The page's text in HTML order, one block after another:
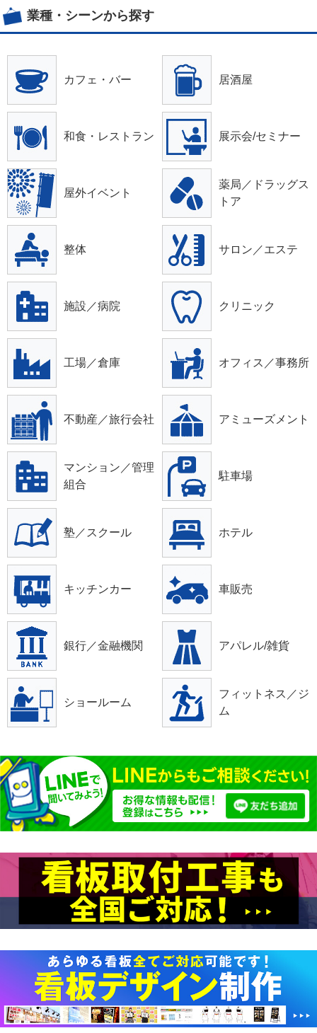
業種・シーンから探す
カフェ・バー 居酒屋
和食・レストラン 展示会/セミナー
屋外イベント
薬局／ドラッグス
トア
整体 サロン／エステ
施設／病院 クリニック
工場／倉庫 オフィス／事務所
不動産／旅行会社 アミューズメント
マンション／管理
組合
駐車場
塾／スクール ホテル
キッチンカー 車販売
銀行／金融機関 アパレル/雑貨
ショールーム
フィットネス／ジ
ム